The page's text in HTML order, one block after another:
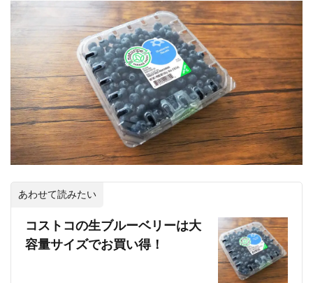
あわせて読みたい
コストコの生ブルーベリーは大
容量サイズでお買い得！